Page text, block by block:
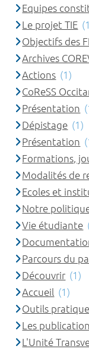
Equipes
Le projet TIE
Objectifs des
Archives
Actions (1)
CoReSS
Présentation
Dépistage (1)
Présentation
Formations,
Modalités de
Ecoles et
Notre
Vie étudiante
Parcours du
Découvrir (1)
Accueil (1)
Outils
Les
L'Unité